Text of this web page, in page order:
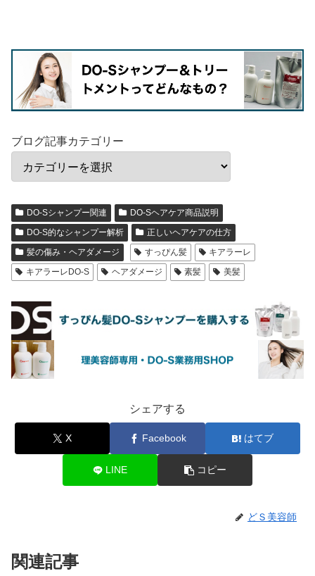
ブログ記事カテゴリー
DO-Sシャンプー関連
DO-Sヘアケア商品説明
DO-S的なシャンプー解析
正しいヘアケアの仕方
髪の傷み・ヘアダメージ
すっぴん髪
キアラーレ
キアラーレDO-S
ヘアダメージ 素髪 美髪
シェアする
X Facebook はてブ
LINE コピー
どＳ美容師
関連記事